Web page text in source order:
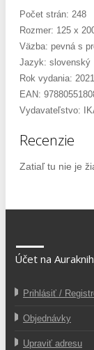
Počet strán: 248
Rozmer: 125 x
Väzba: pevná s
Jazyk: slovenský
Rok vydania: 2021
EAN:
Vydavateľstvo:
Recenzie
Zatiaľ tu nie je
Účet na
Prihlásiť /
Objednávky
Upraviť adresu